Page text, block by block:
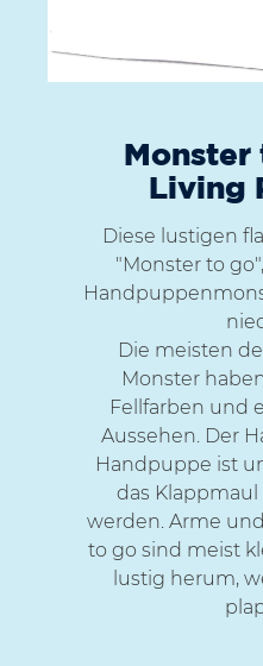
Monster
Living
Diese lustigen
"Monster to
Die meisten
Monster
Fellfarben und
Aussehen. Der
Handpuppe ist
das
werden. Arme
to go sind meist
lustig herum,